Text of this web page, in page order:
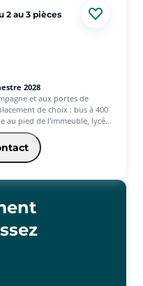
2 au 3 pièces
2028
et aux portes de
de choix : bus à 400
au pied de l'immeuble, lycée
et collège à 1,1km,
de Nantes est à 15 min en
(PLAI / PLUS / LLI / BRS